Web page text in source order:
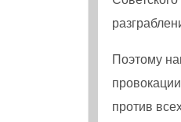
Поэтому
против